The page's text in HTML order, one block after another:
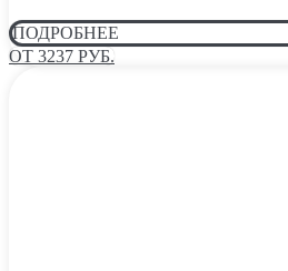
ПОДРОБНЕЕ
ОТ 3237 РУБ.